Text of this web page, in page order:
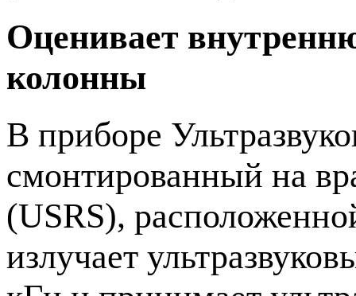
Оценивает
колонны
В приборе
смонтированный на
(USRS),
излучает